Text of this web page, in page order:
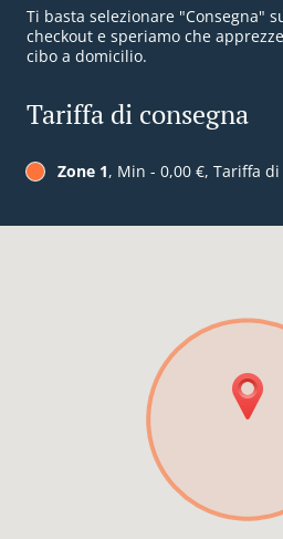
Ti basta selezionare "Consegna"
checkout e speriamo che
cibo a domicilio.
Tariffa di consegna
Zone 1, Min - 0,00 €, Tariffa